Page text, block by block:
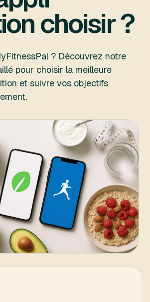
choisir ?
? Découvrez notre
pour choisir la meilleure
et suivre vos objectifs